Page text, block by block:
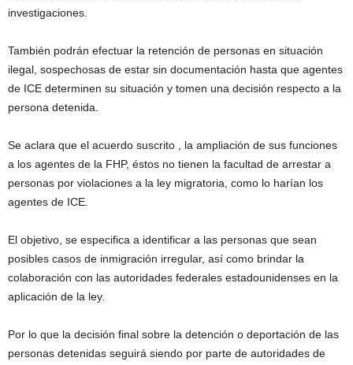
investigaciones.
También podrán efectuar la retención de personas en situación
ilegal, sospechosas de estar sin documentación hasta que agentes
de ICE determinen su situación y tomen una decisión respecto a la
persona detenida.
Se aclara que el acuerdo suscrito , la ampliación de sus funciones
a los agentes de la FHP, éstos no tienen la facultad de arrestar a
personas por violaciones a la ley migratoria, como lo harían los
agentes de ICE.
El objetivo, se especifica a identificar a las personas que sean
posibles casos de inmigración irregular, así como brindar la
colaboración con las autoridades federales estadounidenses en la
aplicación de la ley.
Por lo que la decisión final sobre la detención o deportación de las
personas detenidas seguirá siendo por parte de autoridades de